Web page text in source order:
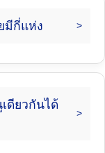
มีกี่แห่ง
ดียวกันได้